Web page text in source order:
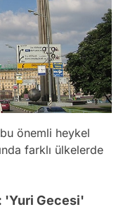
önemli heykel
farklı ülkelerde
'Yuri Gecesi'